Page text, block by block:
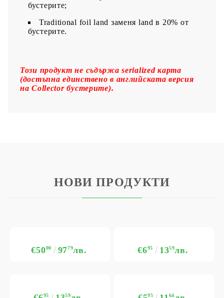
бустерите;
Traditional foil land заменя land в 20% от
бустерите.
Този продукт не съдържа serialized карта
(достъпна единствено в английската версия
на Collector бустерите).
НОВИ ПРОДУКТИ
€5000 9779лв. €695 1359лв.
95 59 95 64